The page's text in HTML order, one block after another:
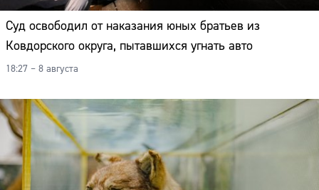
Суд освободил от наказания юных братьев из
Ковдорского округа, пытавшихся угнать авто
18:27 – 8 августа